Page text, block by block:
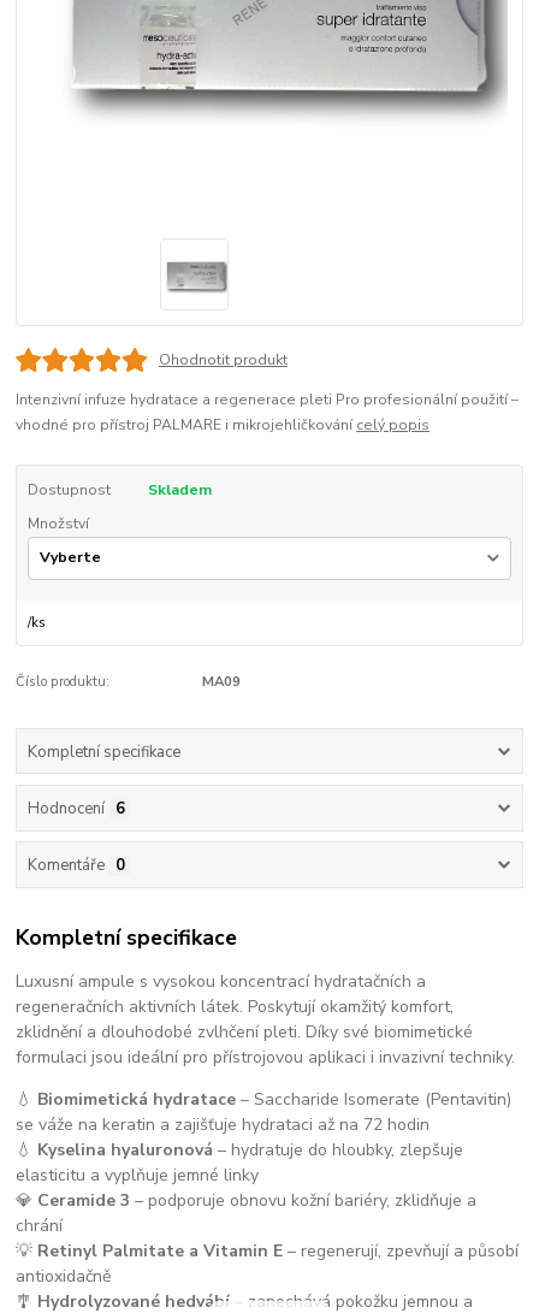
Ohodnotit produkt
Intenzivní infuze hydratace a regenerace pleti Pro profesionální použití –
vhodné pro přístroj PALMARE i mikrojehličkovánícelý popis
Dostupnost
Skladem
Množství
/ks
Číslo produktu: MA09
Kompletní specifikace
Hodnocení 6
Komentáře 0
Kompletní specifikace
Luxusní ampule s vysokou koncentrací hydratačních a
regeneračních aktivních látek. Poskytují okamžitý komfort,
zklidnění a dlouhodobé zvlhčení pleti. Díky své biomimetické
formulaci jsou ideální pro přístrojovou aplikaci i invazivní techniky.
💧 Biomimetická hydratace – Saccharide Isomerate (Pentavitin)
se váže na keratin a zajišťuje hydrataci až na 72 hodin
💧 Kyselina hyaluronová – hydratuje do hloubky, zlepšuje
elasticitu a vyplňuje jemné linky
💎 Ceramide 3 – podporuje obnovu kožní bariéry, zklidňuje a
chrání
💡 Retinyl Palmitate a Vitamin E – regenerují, zpevňují a působí
antioxidačně
🎐 Hydrolyzované hedvábí – zanechává pokožku jemnou a